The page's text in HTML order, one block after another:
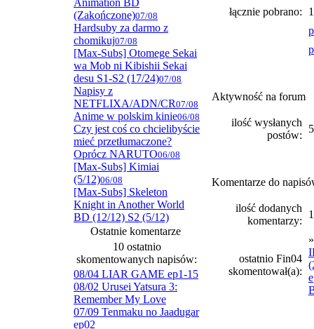
Animation BD
(Zakończone)07/08
Hardsuby za darmo z
chomikuj07/08
[Max-Subs] Otomege Sekai
wa Mob ni Kibishii Sekai
desu S1-S2 (17/24)07/08
Napisy z
NETFLIXA/ADN/CR07/08
Anime w polskim kinie06/08
Czy jest coś co chcielibyście
mieć przetłumaczone?
Oprócz NARUTO06/08
[Max-Subs] Kimiai
(5/12)06/08
[Max-Subs] Skeleton
Knight in Another World
BD (12/12) S2 (5/12)
Ostatnie komentarze
10 ostatnio
skomentowanych napisów:
08/04 LIAR GAME ep1-15
08/02 Urusei Yatsura 3:
Remember My Love
07/09 Tenmaku no Jaadugar
ep02
łącznie pobrano:
Aktywność na forum
ilość wysłanych
postów:
Komentarze do
ilość dodanych
komentarzy:
ostatnio Fin04
skomentował(a):